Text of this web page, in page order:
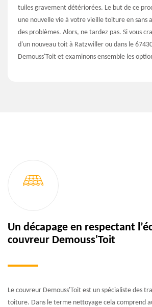
tuiles gravement détériorées. Le but de ce
une nouvelle vie à votre vieille toiture en sans
des problèmes. Alors, ne tardez pas. Si vous
d'un nouveau toit à Ratzwiller ou dans le
Demouss'Toit et examinons ensemble les
Un décapage en respectant
couvreur Demouss'Toit
Le couvreur Demouss'Toit est un spécialiste des
toiture. Dans le terme nettoyage cela comprend